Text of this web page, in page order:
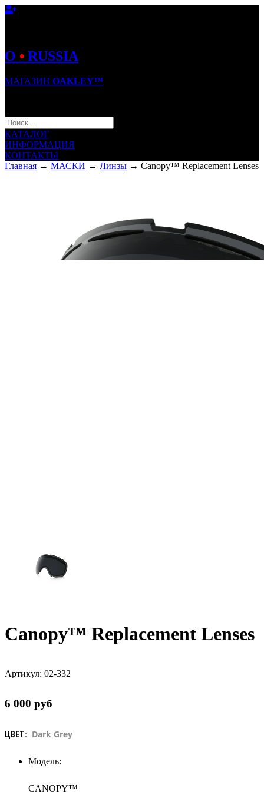
O • RUSSIA
МАГАЗИН OAKLEY™
КАТАЛОГ
ИНФОРМАЦИЯ
КОНТАКТЫ
Главная → МАСКИ → Линзы → Canopy™ Replacement Lenses
Canopy™ Replacement Lenses
Артикул: 02-332
6 000 руб
ЦВЕТ: Dark Grey
Модель:
CANOPY™